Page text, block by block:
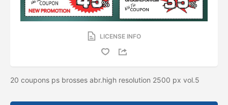
LICENSE INFO
20 coupons ps brosses abr.high resolution 2500 px vol.5